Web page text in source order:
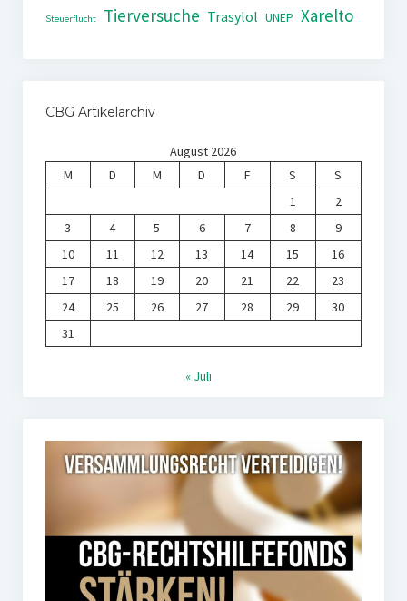
Steuerflucht Tierversuche Trasylol UNEP Xarelto
CBG Artikelarchiv
August 2026
M
D M D F S
S
1
2
3
4 5 6 7 8
9
10
11 12 13 14 15
16
17
18 19 20 21 22
23
24
25 26 27 28 29
30
31
« Juli